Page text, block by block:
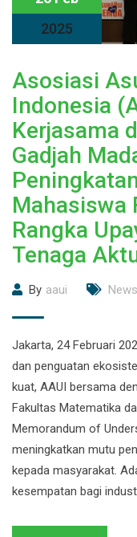
2025
Asosiasi
Indonesia
Kerjasama
Gadjah
Mahasiswa
Rangka
Tenaga
By aaui News
Jakarta, 24 Februari
dan penguatan
kuat, AAUI bersama
Fakultas Matematika
Memorandum of
meningkatkan mutu
kepada masyarakat.
kesempatan bagi